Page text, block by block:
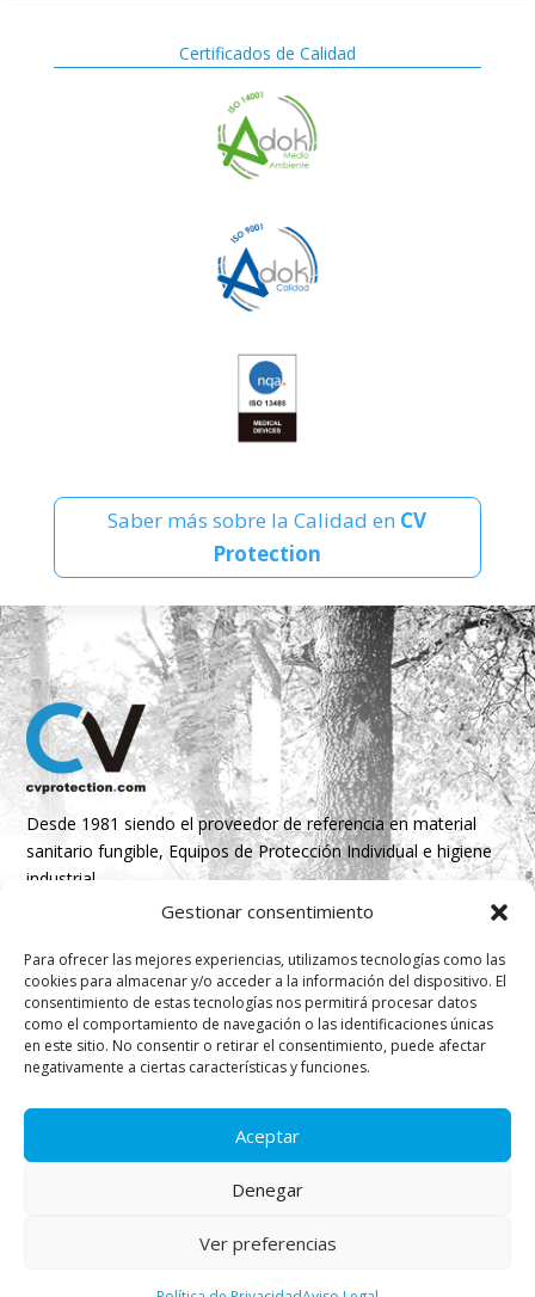
Gestionar consentimiento
Para ofrecer las mejores experiencias, utilizamos tecnologías como las
cookies para almacenar y/o acceder a la información del dispositivo. El
consentimiento de estas tecnologías nos permitirá procesar datos
como el comportamiento de navegación o las identificaciones únicas
en este sitio. No consentir o retirar el consentimiento, puede afectar
negativamente a ciertas características y funciones.
Aceptar
Denegar
Ver preferencias
Certificados de Calidad
Saber más sobre la Calidad en CV
Protection
Desde 1981 siendo el proveedor de referencia en material
sanitario fungible, Equipos de Protección Individual e higiene
industrial
48340 Amorebieta, Bizkaia, Spain
 N 43º 14’ 10’’ W 2º 45’ 18’’
 info@cvprotection.com
(+34) 944 52 01 15